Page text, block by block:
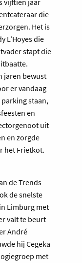
vijftien jaar
die
Het is
L’Hoyes die
stapt die
jaren bewust
er vandaag
staan,
en
uit
en zorgde
het Frietkot.
de Trends
de snelste
Limburg met
valt te beurt
André
hij Cegeka
met